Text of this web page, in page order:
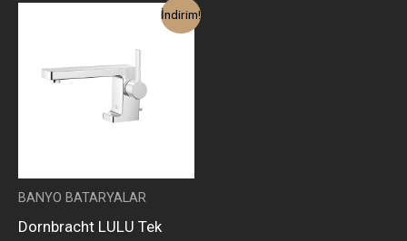
İndirim!
BANYO BATARYALAR
Dornbracht LULU Tek
Şu
andaki